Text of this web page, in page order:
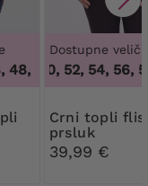
52, 54, 56, 58,
50, 52, 54, 56, 58
Dostupne
48, 50, 52, 54, 56, 58
Crni topli flis
prsluk
39,99 €